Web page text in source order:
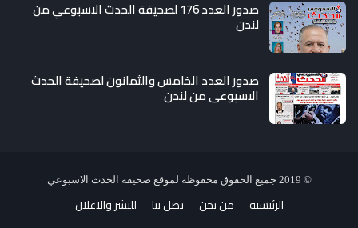
صدور العدد 176 لصحيفة الحدث الاسبوعي من
لندن
صدور العدد الخامس والثمانون لصحيفة الحدث
الاسبوعي من لندن
© 2019 جميع الحقوق محفوظه لموقع صحيفة الحدث الاسبوعي
الرئيسية من نحن تصل بنا للنشر والاعلان